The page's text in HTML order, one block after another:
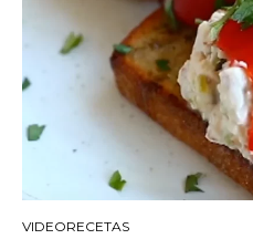
VIDEORECETAS